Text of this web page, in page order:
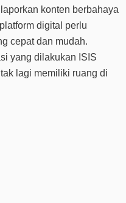
konten berbahaya
digital perlu
cepat dan mudah.
yang dilakukan ISIS
lagi memiliki ruang di